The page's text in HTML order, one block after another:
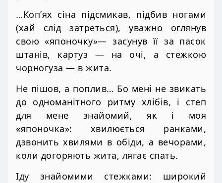
…Коп’ях сіна підсмикав, підбив ногами
(хай слід затреться), уважно оглянув
свою «японочку»— засунув її за пасок
штанів, картуз — на очі, а стежкою
чорногуза — в жита.
Не пішов, а поплив… Бо мені не звикать
до одноманітного ритму хлібів, і степ
для мене знайомий, як і моя
«японочка»: хвилюється ранками,
дзвонить хвилями в обіди, а вечорами,
коли догоряють жита, лягає спать.
Іду знайомими стежками: широкий